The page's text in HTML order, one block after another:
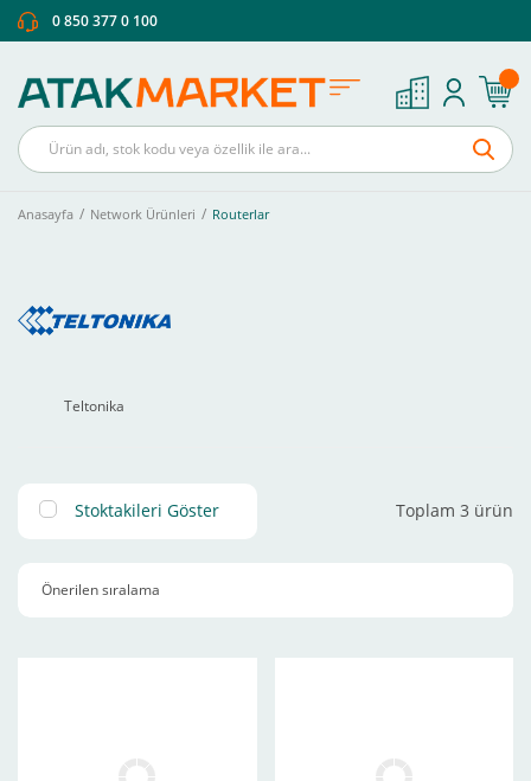
0 850 377 0 100
Anasayfa Network Ürünleri Routerlar
Teltonika
Stoktakileri Göster Toplam 3 ürün